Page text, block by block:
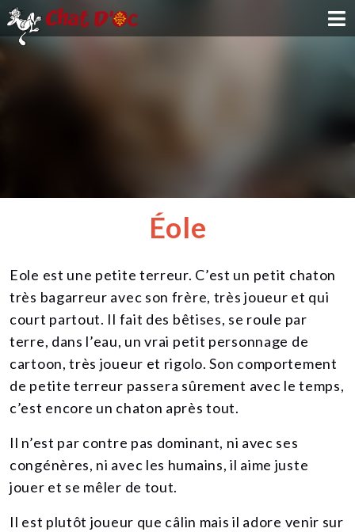
NOUS SOUTENIR
CONTACT
Éole
Eole est une petite terreur. C’est un petit chaton
très bagarreur avec son frère, très joueur et qui
court partout. Il fait des bêtises, se roule par
terre, dans l’eau, un vrai petit personnage de
cartoon, très joueur et rigolo. Son comportement
de petite terreur passera sûrement avec le temps,
c’est encore un chaton après tout.
Il n’est par contre pas dominant, ni avec ses
congénères, ni avec les humains, il aime juste
jouer et se mêler de tout.
Il est plutôt joueur que câlin mais il adore venir sur